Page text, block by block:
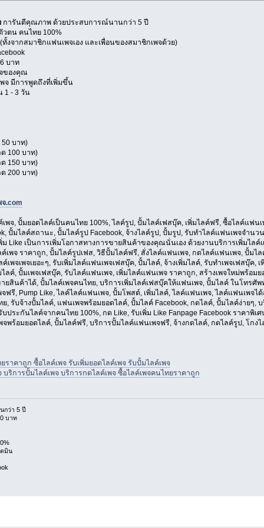
การันตีคุณภาพ ด้วยประสบการณ์นานกว่า 5 ปี
วตน คนไทย 100%
งจากสมาชิกแฟนเพจเอง และเพื่อนของสมาชิกเพจด้วย)
บาท
ของคุณ
จ มีการพูดถึงที่เพิ่มขึ้น
1 - 3 วัน
50 บาท)
100 บาท)
150 บาท)
200 บาท)
.com
พจ, ปั้มยอดไลค์เป็นคนไทย 100%, ไลค์รูป, ปั้มไลค์เฟสบุ๊ค, เพิ่มไลค์ฟรี, ซื้อไลค์แฟนเ
ปั้มไลค์สถานะ, ปั้มไลค์รูป Facebook, จ้างไลค์รูป, ปั้มรูป, รับทำไลค์แฟนเพจจำน
พิ่ม Like เป็นการเพิ่มโอกาสทางการขายสินค้าของคุณนั่นเอง ด้วยงานบริการเพิ่มไ
เพจ ราคาถูก, ปั้มไลค์รูปเฟส, วิธีปั้มไลค์ฟรี, สั่งไลค์แฟนเพจ, กดไลค์แฟนเพจ, ปั้มไ
เพจเพจเยอะๆ, รับเพิ่มไลค์แฟนเพจเฟสบุ๊ค, ปั้มไลค์, จ้างเพิ่มไลค์, รับทำเพจเฟสบุ๊ค
ลค์, ปั้มเพจเฟสบุ๊ค, รับไลค์แฟนเพจ, เพิ่มไลค์แฟนเพจ ราคาถูก, สร้างเพจใหม่พร้อม
ยสินค้าได้, ปั้มไลค์เพจคนไทย, บริการเพิ่มไลค์เฟสบุ๊คให้แฟนเพจ, ปั้มไลค์ ในโทร
ฟรี, Pump Like, ไลค์ไลค์แฟนเพจ, ปั้มโพสต์, เพิ่มไลค์, ไลค์แฟนเพจ, ไลค์แฟนเพ
, รับจ้างปั้มไลค์, แฟนเพจพร้อมยอดไลค์, ปั้มไลค์ Facebook, กดไลค์, ปั้มไลค์ง่ายๆ
ประกันไลค์จากคนไทย 100%, กด Like, รับเพิ่ม Like Fanpage Facebook ราคาพิเ
จพร้อมยอดไลค์, ปั้มไลค์ฟรี, บริการปั้มไลค์แฟนเพจฟรี, จ้างกดไลค์, กดไลค์รูป, โกง
ราคาถูก ซื้อไลค์เพจ รับเพิ่มยอดไลค์เพจ รับปั้มไลค์เพจ
ริการปั้มไลค์เพจ บริการกดไลค์เพจ ซื้อไลค์เพจคนไทยราคาถูก
กว่า 5 ปี
บาท
ดมิน